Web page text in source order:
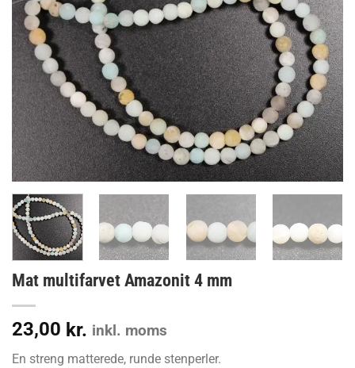
Mat multifarvet Amazonit 4 mm
23,00 kr. inkl. moms
En streng matterede, runde stenperler.